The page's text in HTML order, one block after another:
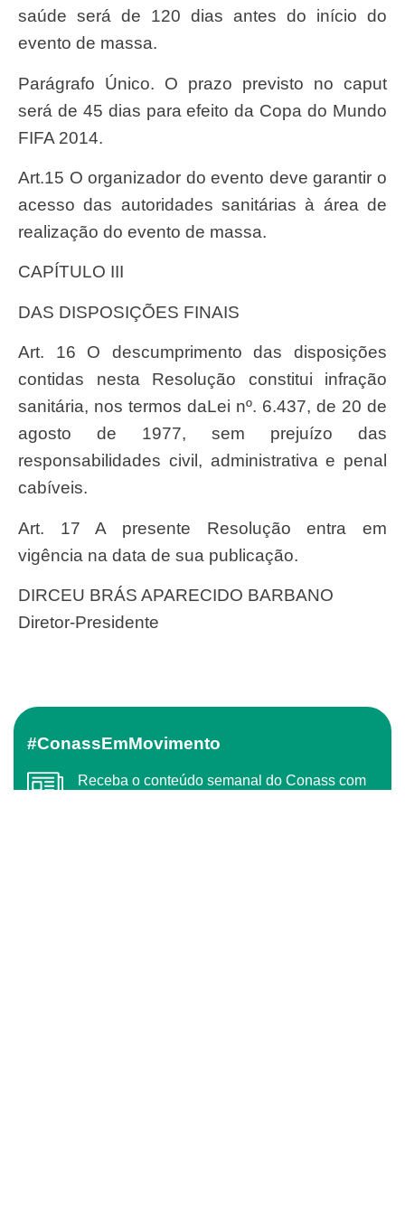
saúde será de 120 dias antes do início do
evento de massa.
Parágrafo Único. O prazo previsto no caput
será de 45 dias para efeito da Copa do Mundo
FIFA 2014.
Art.15 O organizador do evento deve garantir o
acesso das autoridades sanitárias à área de
realização do evento de massa.
CAPÍTULO III
DAS DISPOSIÇÕES FINAIS
Art. 16 O descumprimento das disposições
contidas nesta Resolução constitui infração
sanitária, nos termos daLei nº. 6.437, de 20 de
agosto de 1977, sem prejuízo das
responsabilidades civil, administrativa e penal
cabíveis.
Art. 17 A presente Resolução entra em
vigência na data de sua publicação.
DIRCEU BRÁS APARECIDO BARBANO
Diretor-Presidente
#ConassEmMovimento
Receba o conteúdo semanal do Conass com